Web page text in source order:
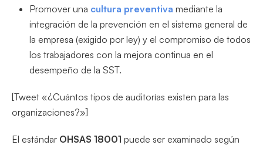
Promover una cultura preventiva mediante la
integración de la prevención en el sistema general de
la empresa (exigido por ley) y el compromiso de todos
los trabajadores con la mejora continua en el
desempeño de la SST.
[Tweet «¿Cuántos tipos de auditorías existen para las
organizaciones?»]
El estándar OHSAS 18001 puede ser examinado según